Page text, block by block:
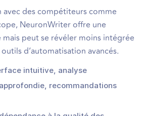
avec des compétiteurs comme
NeuronWriter offre une
peut se révéler moins intégrée
d’automatisation avancés.
intuitive, analyse
recommandations